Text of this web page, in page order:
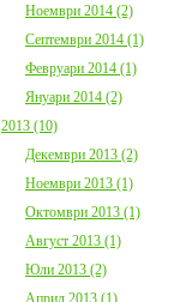
Ноември 2014 (2)
Септември 2014 (1)
Февруари 2014 (1)
Януари 2014 (2)
2013 (10)
Декември 2013 (2)
Ноември 2013 (1)
Октомври 2013 (1)
Август 2013 (1)
Юли 2013 (2)
Април 2013 (1)